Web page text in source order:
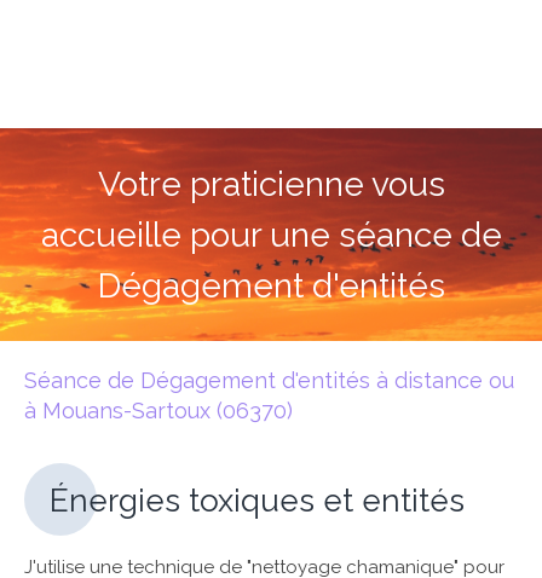
Votre praticienne vous
accueille pour une séance de
Dégagement d'entités
Séance de Dégagement d'entités à distance ou
à Mouans-Sartoux (06370)
Énergies toxiques et entités
J'utilise une technique de "nettoyage chamanique" pour